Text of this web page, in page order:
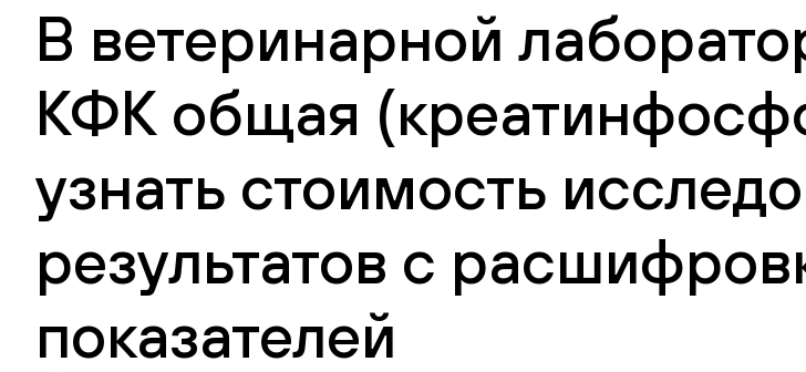
В ветеринарной
КФК общая
узнать стоимость
результатов с
показателей